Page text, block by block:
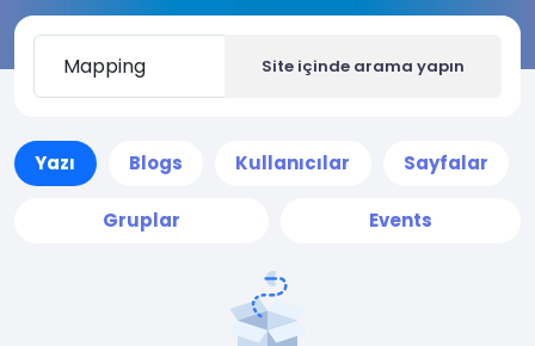
Site içinde arama yapın
Yazı Blogs Kullanıcılar Sayfalar
Gruplar Events